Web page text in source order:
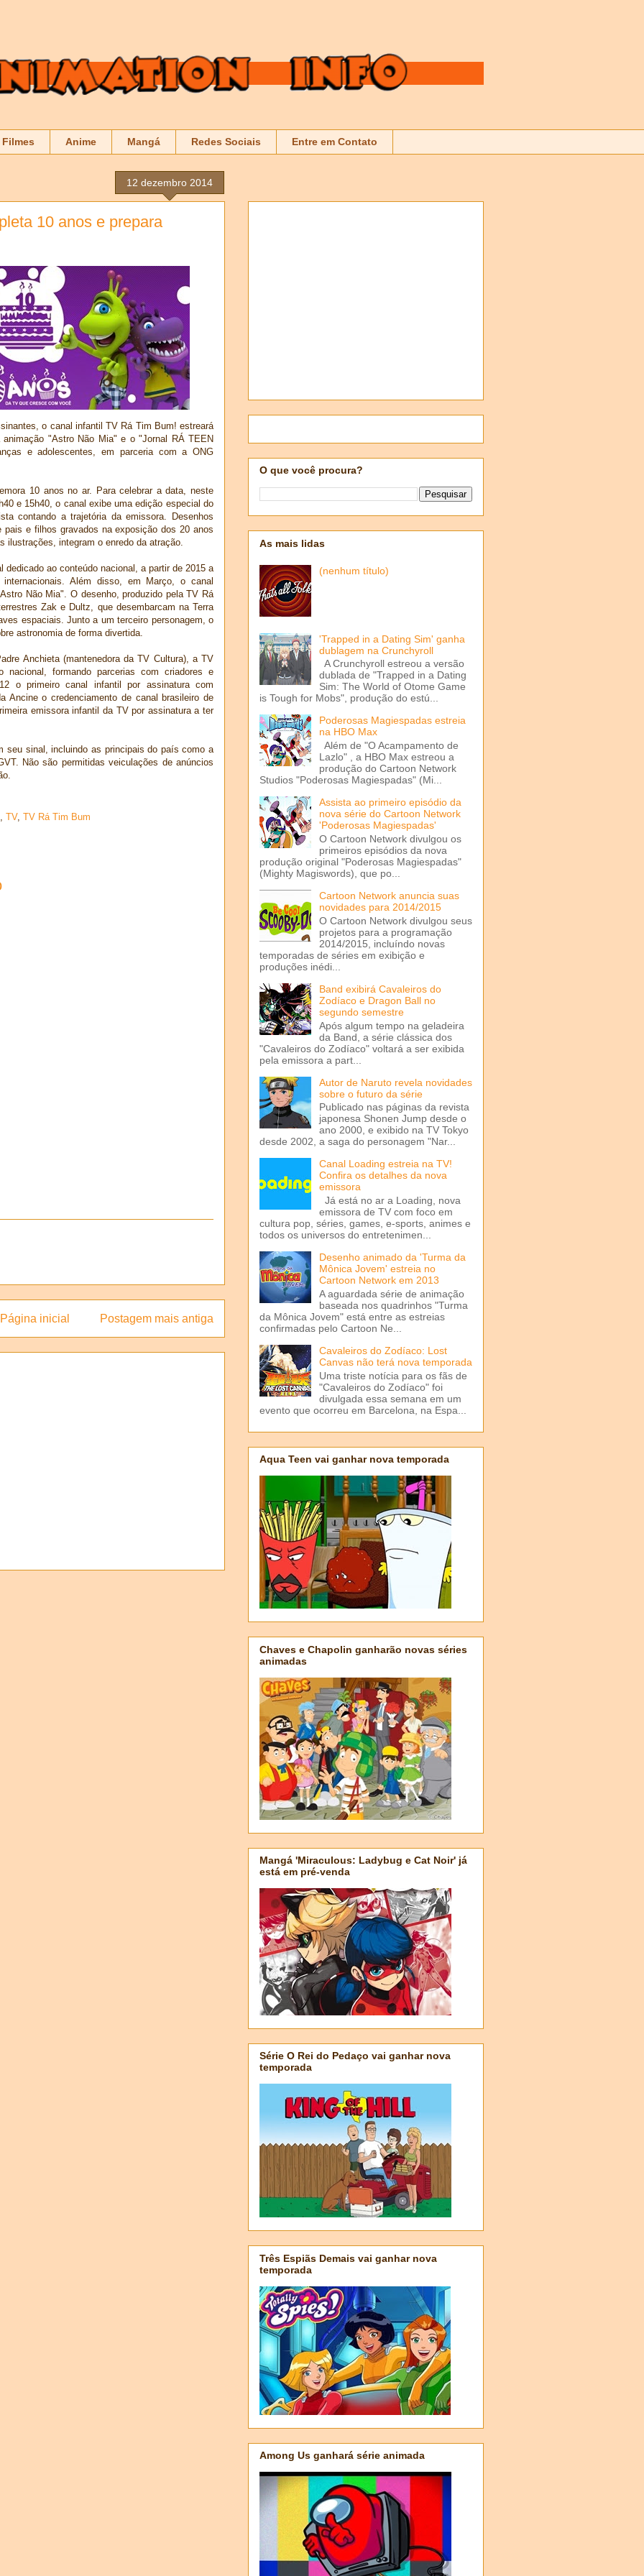
Filmes Anime Mangá Redes Sociais Entre em Contato
12 dezembro 2014
10 anos e prepara
o canal infantil TV Rá Tim Bum! estreará
"Astro Não Mia" e o "Jornal RÁ TEEN
e adolescentes, em parceria com a ONG
10 anos no ar. Para celebrar a data, neste
e 15h40, o canal exibe uma edição especial do
contando a trajetória da emissora. Desenhos
e filhos gravados na exposição dos 20 anos
ilustrações, integram o enredo da atração.
ao conteúdo nacional, a partir de 2015 a
Além disso, em Março, o canal
Não Mia". O desenho, produzido pela TV Rá
Zak e Dultz, que desembarcam na Terra
espaciais. Junto a um terceiro personagem, o
astronomia de forma divertida.
Anchieta (mantenedora da TV Cultura), a TV
nacional, formando parcerias com criadores e
o primeiro canal infantil por assinatura com
Ancine o credenciamento de canal brasileiro de
emissora infantil da TV por assinatura a ter
seu sinal, incluindo as principais do país como a
Não são permitidas veiculações de anúncios
, TV, TV Rá Tim Bum
Postagem mais antiga
Página inicial
O que você procura?
As mais lidas
(nenhum título)
'Trapped in a Dating Sim' ganha
dublagem na Crunchyroll
A Crunchyroll estreou a versão
dublada de "Trapped in a Dating
Sim: The World of Otome Game
is Tough for Mobs", produção do estú...
Poderosas Magiespadas estreia
na HBO Max
Além de "O Acampamento de
Lazlo" , a HBO Max estreou a
produção do Cartoon Network
Studios "Poderosas Magiespadas" (Mi...
Assista ao primeiro episódio da
nova série do Cartoon Network
'Poderosas Magiespadas'
O Cartoon Network divulgou os
primeiros episódios da nova
produção original "Poderosas Magiespadas"
(Mighty Magiswords), que po...
Cartoon Network anuncia suas
novidades para 2014/2015
O Cartoon Network divulgou seus
projetos para a programação
2014/2015, incluíndo novas
temporadas de séries em exibição e
produções inédi...
Band exibirá Cavaleiros do
Zodíaco e Dragon Ball no
segundo semestre
Após algum tempo na geladeira
da Band, a série clássica dos
"Cavaleiros do Zodíaco" voltará a ser exibida
pela emissora a part...
Autor de Naruto revela novidades
sobre o futuro da série
Publicado nas páginas da revista
japonesa Shonen Jump desde o
ano 2000, e exibido na TV Tokyo
desde 2002, a saga do personagem "Nar...
Canal Loading estreia na TV!
Confira os detalhes da nova
emissora
Já está no ar a Loading, nova
emissora de TV com foco em
cultura pop, séries, games, e-sports, animes e
todos os universos do entretenimen...
Desenho animado da 'Turma da
Mônica Jovem' estreia no
Cartoon Network em 2013
A aguardada série de animação
baseada nos quadrinhos "Turma
da Mônica Jovem" está entre as estreias
confirmadas pelo Cartoon Ne...
Cavaleiros do Zodíaco: Lost
Canvas não terá nova temporada
Uma triste notícia para os fãs de
"Cavaleiros do Zodíaco" foi
divulgada essa semana em um
evento que ocorreu em Barcelona, na Espa...
Aqua Teen vai ganhar nova temporada
Chaves e Chapolin ganharão novas séries
animadas
Mangá 'Miraculous: Ladybug e Cat Noir' já
está em pré-venda
Série O Rei do Pedaço vai ganhar nova
temporada
Três Espiãs Demais vai ganhar nova
temporada
Among Us ganhará série animada